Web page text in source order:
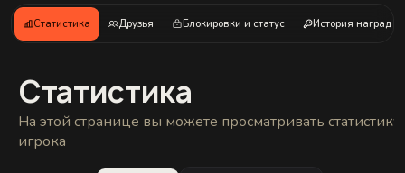
Статистика Друзья Блокировки и статус История наград
Статистика
На этой странице вы можете просматривать статистику
игрока
с
п
р
а
е
н
е
м!